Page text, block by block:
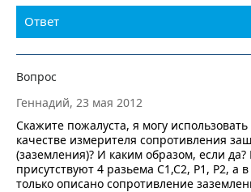
Ответ
Вопрос
Геннадий, 23 мая 2012
Скажите пожалуста, я могу
качестве измерителя сопротивления
(заземления)? И каким образом, если
присутствуют 4 разьема C1,C2, P1, P2, а
только описано сопротивление